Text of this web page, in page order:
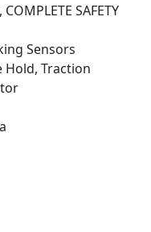
SAFETY
Sensors
Hold, Traction